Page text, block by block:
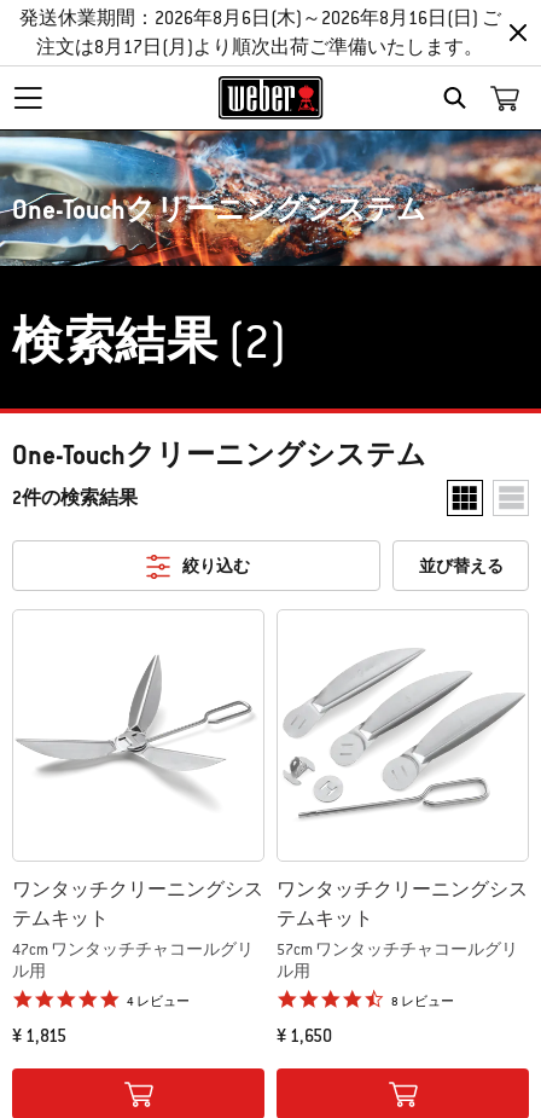
Search
発送休業期間：2026年8月6日(木)～2026年8月16日(日) ご
注文は8月17日(月)より順次出荷ご準備いたします。
One-Touchクリーニングシステム
検索結果 (2)
One-Touchクリーニングシステム
2件の検索結果 1行あた1行
絞り込む 並び替える
ワンタッチクリーニングシス
テムキット
47cm ワンタッチチャコールグリ
ル用
4.8 star rating
4 レビュー
¥ 1,815
Color Options
ワンタッチクリーニングシス
テムキット
57cm ワンタッチチャコールグリ
ル用
4.4 star rating
8 レビュー
¥ 1,650
Color Options